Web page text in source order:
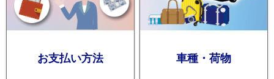
お支払い方法 車種・荷物